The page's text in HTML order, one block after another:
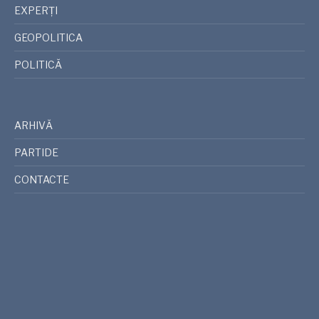
EXPERȚI
GEOPOLITICA
POLITICĂ
ARHIVĂ
PARTIDE
CONTACTE